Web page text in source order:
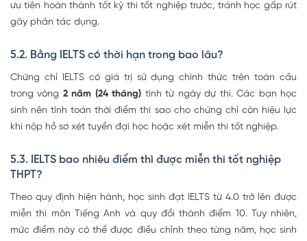
ưu tiên hoàn thành tốt kỳ thi tốt nghiệp trước, tránh học gấp rút
gây phản tác dụng.
5.2. Bằng IELTS có thời hạn trong bao lâu?
Chứng chỉ IELTS có giá trị sử dụng chính thức trên toàn cầu
trong vòng 2 năm (24 tháng) tính từ ngày dự thi. Các bạn học
sinh nên tính toán thời điểm thi sao cho chứng chỉ còn hiệu lực
khi nộp hồ sơ xét tuyển đại học hoặc xét miễn thi tốt nghiệp.
5.3. IELTS bao nhiêu điểm thì được miễn thi tốt nghiệp
THPT?
Theo quy định hiện hành, học sinh đạt IELTS từ 4.0 trở lên được
miễn thi môn Tiếng Anh và quy đổi thành điểm 10. Tuy nhiên,
mức điểm này có thể được điều chỉnh theo từng năm, học sinh